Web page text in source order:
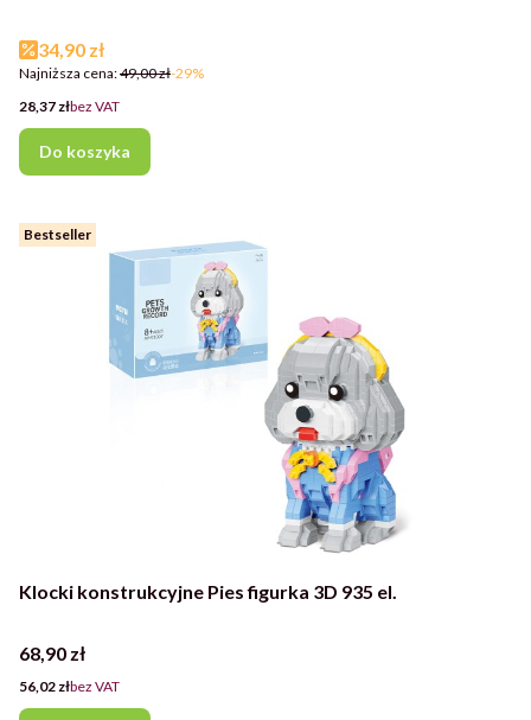
Cena promocyjna
34,90 zł
Najniższa cena:49,00 zł-29%
Cena
28,37 złbez VAT
Do koszyka
Bestseller
Klocki konstrukcyjne Pies figurka 3D 935 el.
Cena
68,90 zł
Cena
56,02 złbez VAT